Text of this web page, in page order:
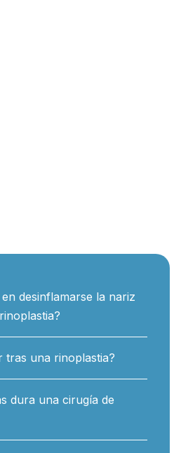
desinflamarse la nariz
tras una rinoplastia?
dura una cirugía de